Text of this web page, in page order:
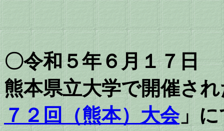
〇令和５年６月１７日
熊本県立大学で開催さ
７２回（熊本）大会」に